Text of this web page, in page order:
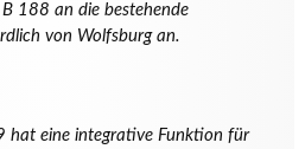
188 an die bestehende
von Wolfsburg an.
hat eine integrative Funktion für